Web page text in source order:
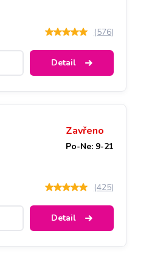
(576)
Detail
Zavřeno
Po-Ne: 9-21
(425)
Detail